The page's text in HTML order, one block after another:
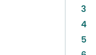
3
4
5